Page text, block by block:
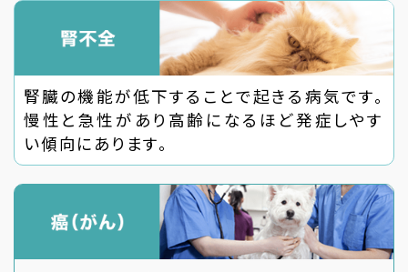
腎臓の機能が低下することで起きる病気です。
慢性と急性があり高齢になるほど発症しやす
い傾向にあります。